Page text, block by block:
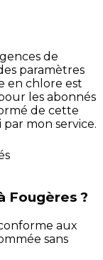
de
paramètres
en chlore est
les abonnés
de cette
mon service.
Fougères ?
aux
sans